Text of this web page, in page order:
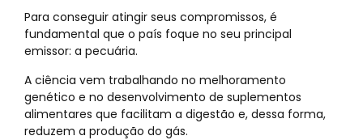
Para conseguir atingir seus compromissos, é
fundamental que o país foque no seu principal
emissor: a pecuária.
A ciência vem trabalhando no melhoramento
genético e no desenvolvimento de suplementos
alimentares que facilitam a digestão e, dessa forma,
reduzem a produção do gás.